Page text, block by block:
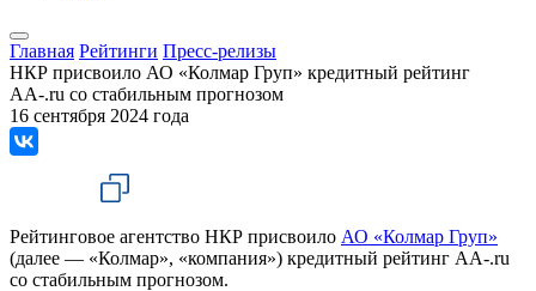
Главная Рейтинги Пресс-релизы
НКР присвоило АО «Колмар Груп» кредитный рейтинг
AA-.ru со стабильным прогнозом
16 сентября 2024 года
Рейтинговое агентство НКР присвоило АО «Колмар Груп»
(далее — «Колмар», «компания») кредитный рейтинг AA-.ru
со стабильным прогнозом.